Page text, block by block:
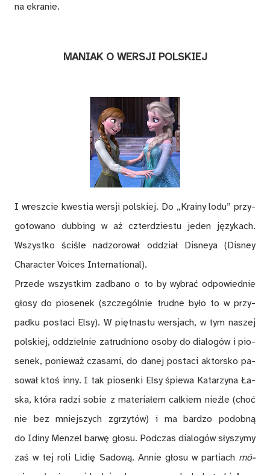
na ekra­nie.
MA­NIAK O WER­SJI POL­SKIEJ
I wresz­cie kwe­stia wer­sji pol­skiej. Do „Kra­iny lodu” przy­
go­to­wa­no dub­bing w aż czter­dzie­stu je­den ję­zy­kach.
Wszyst­ko ści­śle nad­zo­ro­wał od­dział Dis­neya (Dis­ney
Cha­rac­ter Voi­ces In­ter­na­tio­nal).
Przede wszyst­kim za­dba­no o to by wy­brać od­po­wied­nie
gło­sy do pio­se­nek (sz­cze­gól­nie trud­ne by­ło to w przy­
pad­ku po­sta­ci Elsy). W pięt­na­stu wer­sjach, w tym na­szej
pol­skiej, od­dziel­nie za­trud­nio­no oso­by do dia­lo­gów i pio­
se­nek, po­nie­waż cza­sa­mi, do da­nej po­sta­ci ak­tor­sko pa­
so­wał ktoś inny. I tak pio­sen­ki Elsy śpie­wa Ka­ta­rzy­na Ła­
ska, któ­ra ra­dzi so­bie z ma­te­ria­łem cał­kiem nie­źle (choć
nie bez mniej­szych zgrzy­tów) i ma bar­dzo po­dob­ną
do Idi­ny Men­zel bar­wę gło­su. Pod­czas dia­lo­gów sły­szy­my
zaś w tej roli Li­dię Sa­do­wą. An­nie gło­su w par­tiach mó­